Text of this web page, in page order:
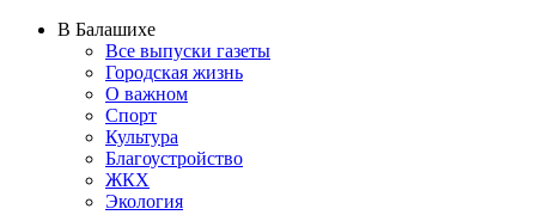
В Балашихе
Все выпуски газеты
Городская жизнь
О важном
Спорт
Культура
Благоустройство
ЖКХ
Экология